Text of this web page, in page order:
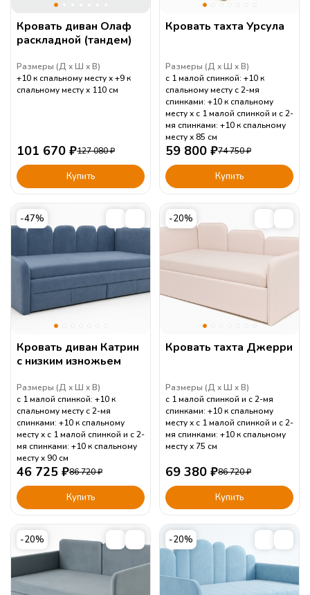
Кровать диван Олаф
раскладной (тандем)
Размеры (Д Ш В)
+10 к спальному месту
+9 к
спальному месту
110 см
101 670 ₽127 080₽
Купить
Кровать тахта Урсула
Размеры (Д Ш В)
с 1 малой спинкой: +10 к
спальному месту с 2-мя
спинками: +10 к спальному
месту
с 1 малой спинкой и с 2-
мя спинками: +10 к спальному
месту
85 см
59 800 ₽74 750₽
Купить
-47%
Кровать диван Катрин
с низким изножьем
Размеры (Д Ш В)
с 1 малой спинкой: +10 к
спальному месту с 2-мя
спинками: +10 к спальному
месту
с 1 малой спинкой и с 2-
мя спинками: +10 к спальному
месту
90 см
46 725 ₽86 720₽
Купить
-20%
Кровать тахта Джерри
Размеры (Д Ш В)
с 1 малой спинкой и с 2-мя
спинками: +10 к спальному
месту
с 1 малой спинкой и с 2-
мя спинками: +10 к спальному
месту
75 см
69 380 ₽86 720₽
Купить
-20% -20%